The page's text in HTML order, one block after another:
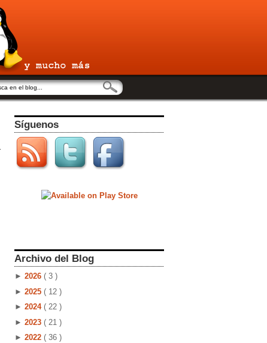
Síguenos
Archivo del Blog
► 2026 ( 3 )
► 2025 ( 12 )
► 2024 ( 22 )
► 2023 ( 21 )
► 2022 ( 36 )